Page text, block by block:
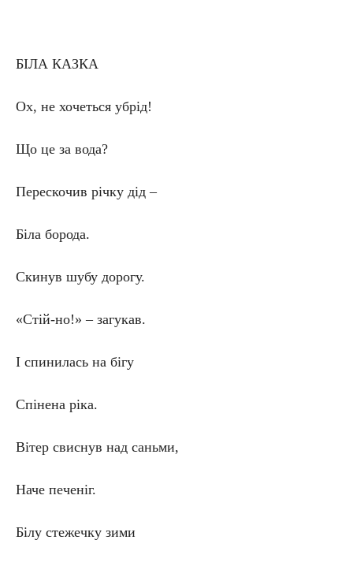
БІЛА КАЗКА
Ох, не хочеться убрід!
Що це за вода?
Перескочив річку дід –
Біла борода.
Скинув шубу дорогу.
«Стій-но!» – загукав.
І спинилась на бігу
Спінена ріка.
Вітер свиснув над саньми,
Наче печеніг.
Білу стежечку зими